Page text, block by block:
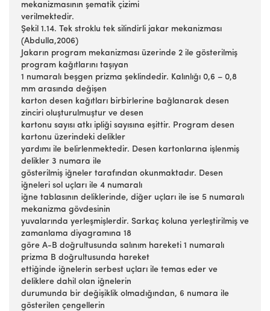
mekanizmasının şematik çizimi
verilmektedir.
Şekil 1.14. Tek stroklu tek silindirli jakar mekanizması
(Abdulla,2006)
Jakarın program mekanizması üzerinde 2 ile gösterilmiş
program kağıtlarını taşıyan
1 numaralı beşgen prizma şeklindedir. Kalınlığı 0,6 – 0,8
mm arasında değişen
karton desen kağıtları birbirlerine bağlanarak desen
zinciri oluşturulmuştur ve desen
kartonu sayısı atkı ipliği sayısına eşittir. Program desen
kartonu üzerindeki delikler
yardımı ile belirlenmektedir. Desen kartonlarına işlenmiş
delikler 3 numara ile
gösterilmiş iğneler tarafından okunmaktadır. Desen
iğneleri sol uçları ile 4 numaralı
iğne tablasının deliklerinde, diğer uçları ile ise 5 numaralı
mekanizma gövdesinin
yuvalarında yerleşmişlerdir. Sarkaç koluna yerleştirilmiş ve
zamanlama diyagramına 18
göre A-B doğrultusunda salınım hareketi 1 numaralı
prizma B doğrultusunda hareket
ettiğinde iğnelerin serbest uçları ile temas eder ve
deliklere dahil olan iğnelerin
durumunda bir değişiklik olmadığından, 6 numara ile
gösterilen çengellerin